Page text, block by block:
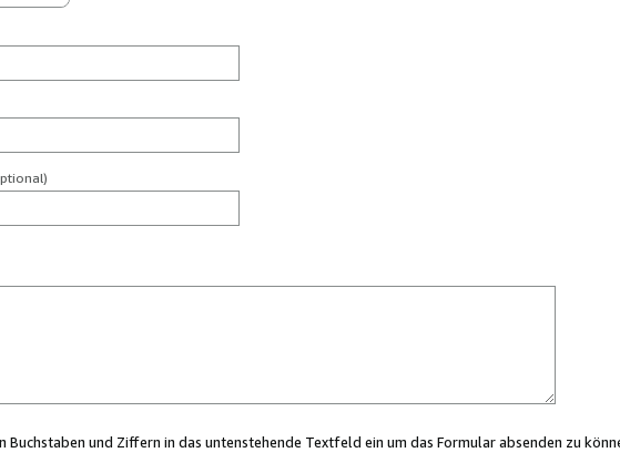
und Ziffern in das untenstehende Textfeld ein um das Formular absenden zu